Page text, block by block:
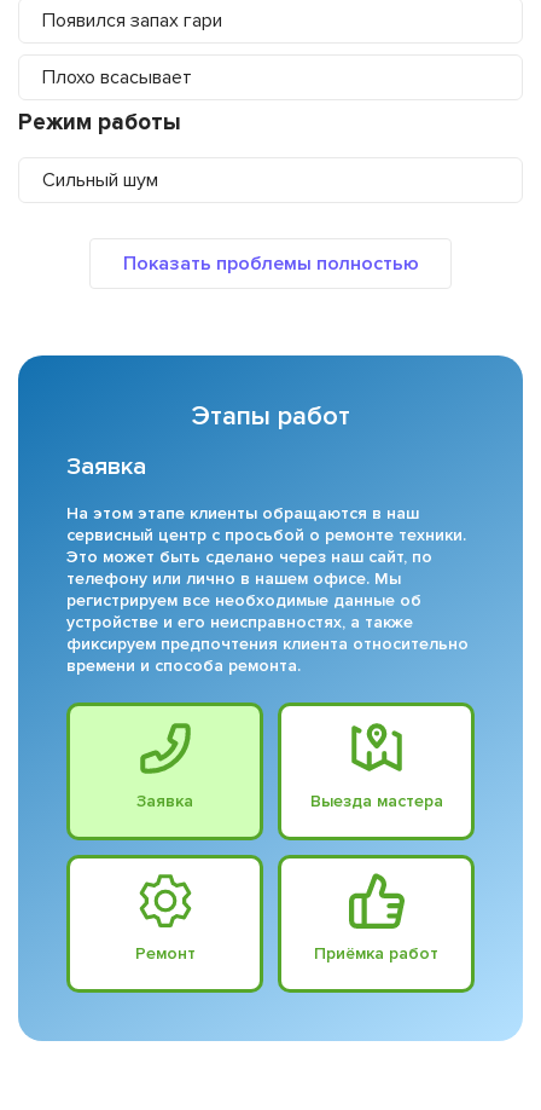
Появился запах гари
Плохо всасывает
Режим работы
Сильный шум
Этапы работ
Заявка
На этом этапе клиенты обращаются в наш
сервисный центр с просьбой о ремонте техники.
Это может быть сделано через наш сайт, по
телефону или лично в нашем офисе. Мы
регистрируем все необходимые данные об
устройстве и его неисправностях, а также
фиксируем предпочтения клиента относительно
времени и способа ремонта.
Заявка Выезда мастера
Ремонт Приёмка работ